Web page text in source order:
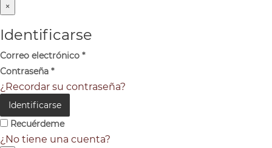
×
Identificarse
Correo electrónico *
Contraseña *
¿Recordar su contraseña?
Identificarse
Recuérdeme
¿No tiene una cuenta?